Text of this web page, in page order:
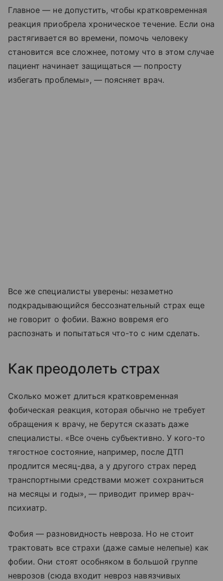
Главное — не допустить, чтобы кратковременная
реакция приобрела хроническое течение. Если она
растягивается во времени, помочь человеку
становится все сложнее, потому что в этом случае
пациент начинает защищаться — попросту
избегать проблемы», — поясняет врач.
Все же специалисты уверены: незаметно
подкрадывающийся бессознательный страх еще
не говорит о фобии. Важно вовремя его
распознать и попытаться что-то с ним сделать.
Как преодолеть страх
Сколько может длиться кратковременная
фобическая реакция, которая обычно не требует
обращения к врачу, не берутся сказать даже
специалисты. «Все очень субъективно. У кого-то
тягостное состояние, например, после ДТП
продлится месяц-два, а у другого страх перед
транспортными средствами может сохраниться
на месяцы и годы», — приводит пример врач-
психиатр.
Фобия — разновидность невроза. Но не стоит
трактовать все страхи (даже самые нелепые) как
фобии. Они стоят особняком в большой группе
неврозов (сюда входит невроз навязчивых